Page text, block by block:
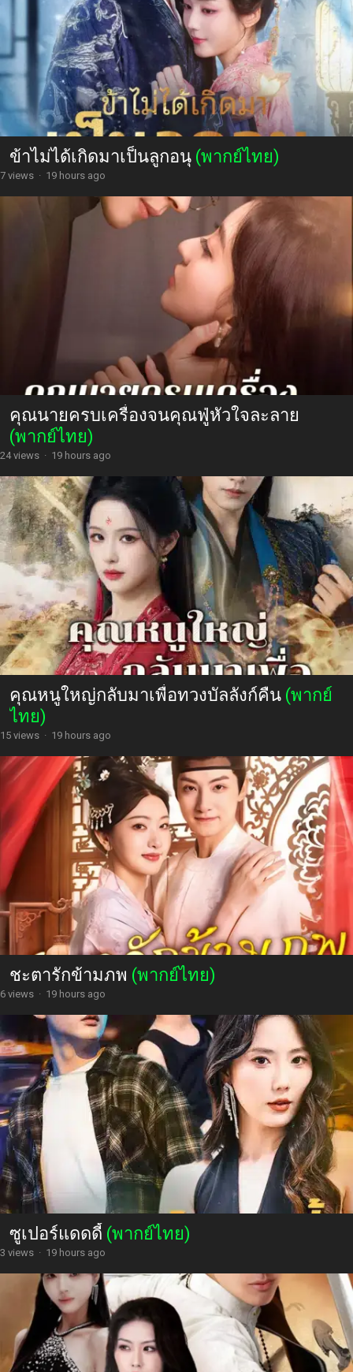
ข้าไม่ได้เกิดมาเป็นลูกอนุ (พากย์ไทย)
7 views · 19 hours ago
คุณนายครบเครื่องจนคุณฟู่หัวใจละลาย
(พากย์ไทย)
24 views · 19 hours ago
คุณหนูใหญ่กลับมาเพื่อทวงบัลลังก์คืน (พากย์
ไทย)
15 views · 19 hours ago
ชะตารักข้ามภพ (พากย์ไทย)
6 views · 19 hours ago
ซูเปอร์แดดดี้ (พากย์ไทย)
3 views · 19 hours ago